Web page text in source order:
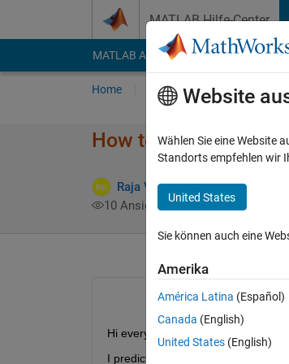
MATLAB Hilfe-Center
MATLAB Answers File Exchange
Home Fragen Antworten
How to smoothen a
Raja Vardhan Reddy Kothakapu
10 Ansichten (30 Tage)
Hi everyone,
I predicted a signal using
Website
Wählen Sie eine Website
Standorts empfehlen wir
United States
Sie können auch eine
Amerika
América Latina (Español)
Canada (English)
United States (English)